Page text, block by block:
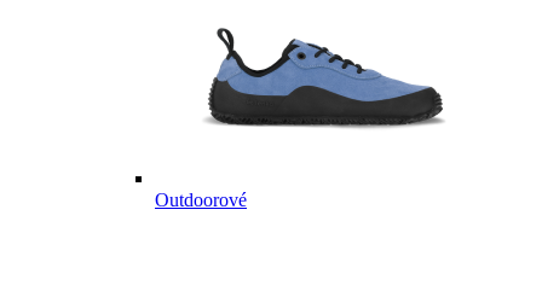
Outdoorové